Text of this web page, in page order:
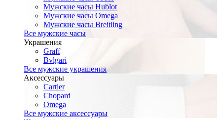
Мужские часы Hublot
Мужские часы Omega
Мужские часы Breitling
Все мужские часы
Украшения
Graff
Bvlgari
Все мужские украшения
Аксессуары
Cartier
Chopard
Omega
Все мужские аксессуары